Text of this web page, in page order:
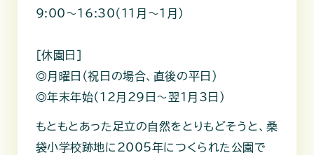
9:00～16:30（11月～1月）
［休園日］
◎月曜日（祝日の場合、直後の平日）
◎年末年始（12月29日～翌1月3日）
もともとあった足立の自然をとりもどそうと、桑
袋小学校跡地に2005年につくられた公園で